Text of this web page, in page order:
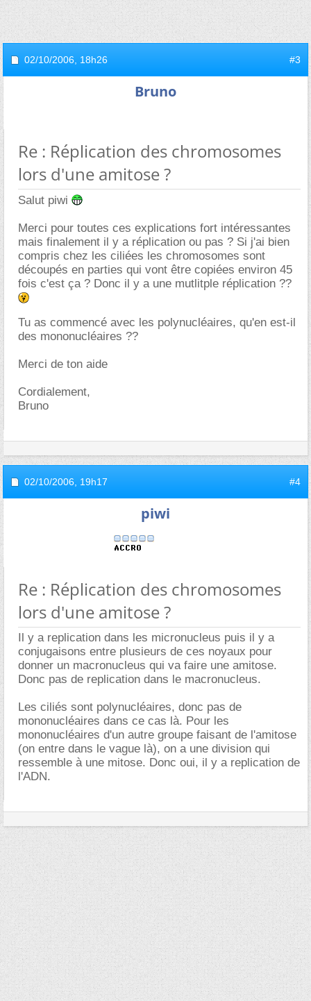
02/10/2006, 18h26 #3
Bruno
Re : Réplication des chromosomes
lors d'une amitose ?
Salut piwi
Merci pour toutes ces explications fort intéressantes
mais finalement il y a réplication ou pas ? Si j'ai bien
compris chez les ciliées les chromosomes sont
découpés en parties qui vont être copiées environ 45
fois c'est ça ? Donc il y a une mutlitple réplication ??
Tu as commencé avec les polynucléaires, qu'en est-il
des mononucléaires ??
Merci de ton aide
Cordialement,
Bruno
02/10/2006, 19h17 #4
piwi
Re : Réplication des chromosomes
lors d'une amitose ?
Il y a replication dans les micronucleus puis il y a
conjugaisons entre plusieurs de ces noyaux pour
donner un macronucleus qui va faire une amitose.
Donc pas de replication dans le macronucleus.
Les ciliés sont polynucléaires, donc pas de
mononucléaires dans ce cas là. Pour les
mononucléaires d'un autre groupe faisant de l'amitose
(on entre dans le vague là), on a une division qui
ressemble à une mitose. Donc oui, il y a replication de
l'ADN.